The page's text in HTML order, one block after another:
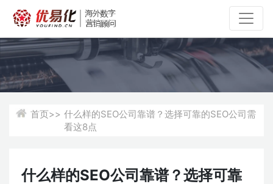
首页>> 什么样的SEO公司靠谱？选择可靠的SEO公司需
看这8点
什么样的SEO公司靠谱？选择可靠